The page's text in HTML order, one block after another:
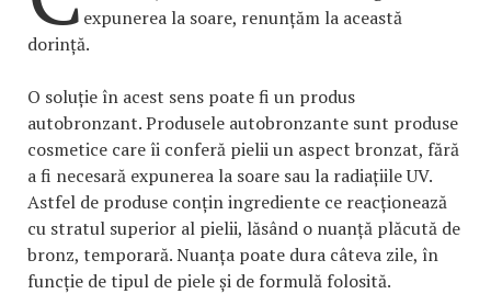
expunerea la soare, renunțăm la această
dorință.
O soluție în acest sens poate fi un produs
autobronzant. Produsele autobronzante sunt produse
cosmetice care îi conferă pielii un aspect bronzat, fără
a fi necesară expunerea la soare sau la radiațiile UV.
Astfel de produse conțin ingrediente ce reacționează
cu stratul superior al pielii, lăsând o nuanță plăcută de
bronz, temporară. Nuanța poate dura câteva zile, în
funcție de tipul de piele și de formulă folosită.